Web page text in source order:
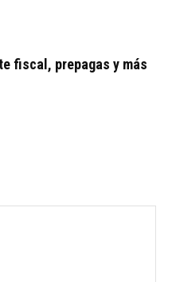
fiscal, prepagas y más